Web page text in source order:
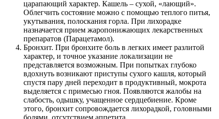
царапающий характер. Кашель – сухой, «лающий».
Облегчить состояние можно с помощью теплого питья,
укутывания, полоскания горла. При лихорадке
назначается прием жаропонижающих лекарственных
препаратов (Парацетамол).
Бронхит. При бронхите боль в легких имеет разлитой
характер, и точное указание локализации не
представляется возможным. При попытках глубоко
вдохнуть возникают приступы сухого кашля, который
спустя пару дней переходит в продуктивный, мокрота
выделяется с примесью гноя. Появляются жалобы на
слабость, одышку, учащенное сердцебиение. Кроме
этого, бронхит сопровождается лихорадкой, головными
болями, отсутствием аппетита.